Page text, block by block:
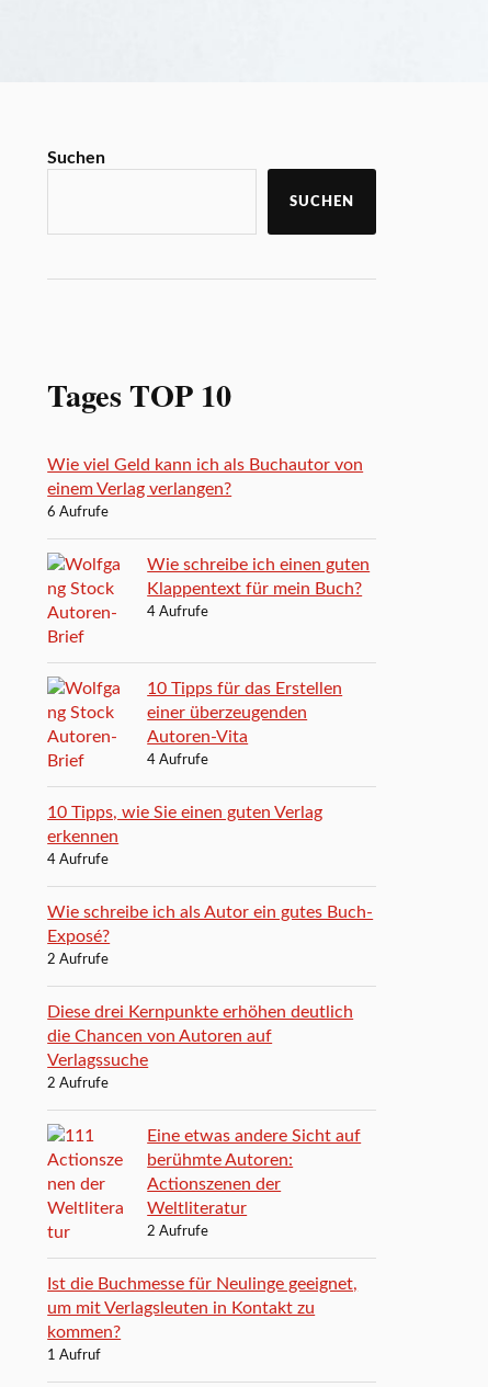
Suchen
SUCHEN
Tages TOP 10
Wie viel Geld kann ich als Buchautor von
einem Verlag verlangen?
6 Aufrufe
Wie schreibe ich einen guten
Klappentext für mein Buch?
4 Aufrufe
10 Tipps für das Erstellen
einer überzeugenden
Autoren-Vita
4 Aufrufe
10 Tipps, wie Sie einen guten Verlag
erkennen
4 Aufrufe
Wie schreibe ich als Autor ein gutes Buch-
Exposé?
2 Aufrufe
Diese drei Kernpunkte erhöhen deutlich
die Chancen von Autoren auf
Verlagssuche
2 Aufrufe
Eine etwas andere Sicht auf
berühmte Autoren:
Actionszenen der
Weltliteratur
2 Aufrufe
Ist die Buchmesse für Neulinge geeignet,
um mit Verlagsleuten in Kontakt zu
kommen?
1 Aufruf